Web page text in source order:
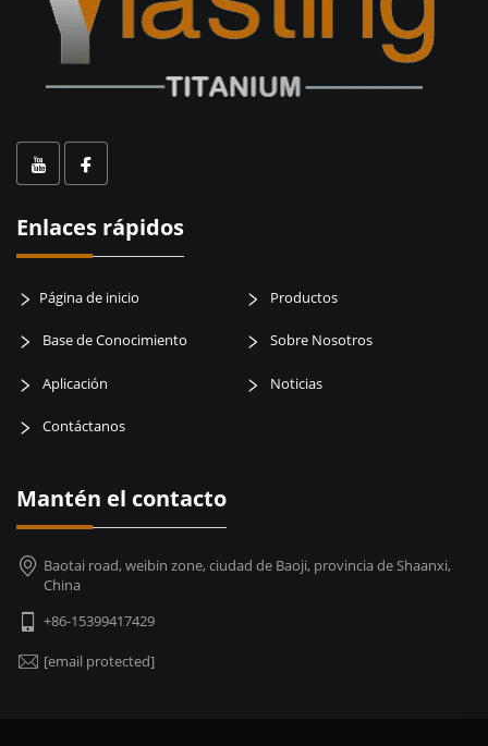
Enlaces rápidos
Página de inicio Productos
Base de Conocimiento Sobre Nosotros
Aplicación Noticias
Contáctanos
Mantén el contacto
Baotai road, weibin zone, ciudad de Baoji, provincia de Shaanxi,
China
+86-15399417429
[email protected]